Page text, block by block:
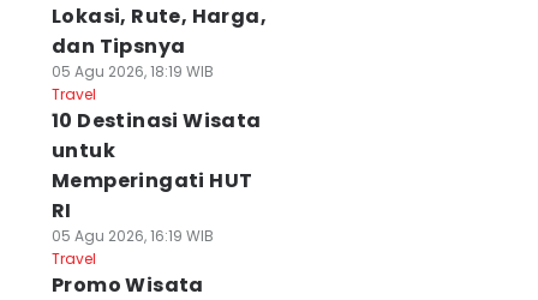
Lokasi, Rute, Harga,
dan Tipsnya
05 Agu 2026, 18:19 WIB
Travel
10 Destinasi Wisata
untuk
Memperingati HUT
RI
05 Agu 2026, 16:19 WIB
Travel
Promo Wisata